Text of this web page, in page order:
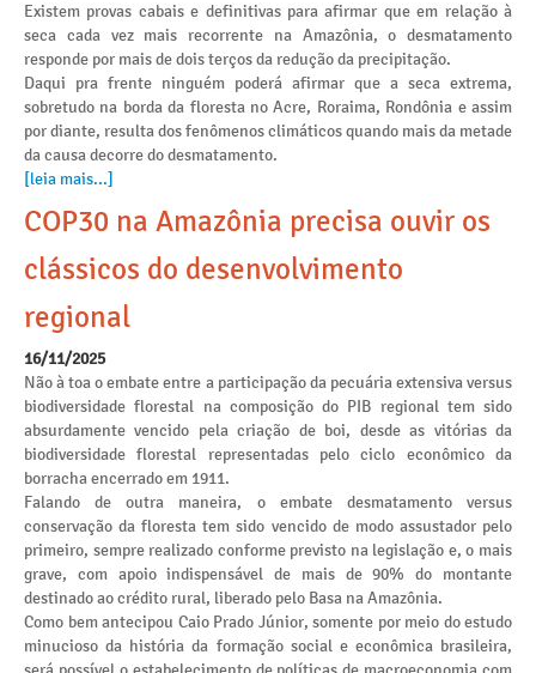
Existem provas cabais e definitivas para afirmar que em relação à
seca cada vez mais recorrente na Amazônia, o desmatamento
responde por mais de dois terços da redução da precipitação.
Daqui pra frente ninguém poderá afirmar que a seca extrema,
sobretudo na borda da floresta no Acre, Roraima, Rondônia e assim
por diante, resulta dos fenômenos climáticos quando mais da metade
da causa decorre do desmatamento.
[leia mais...]
COP30 na Amazônia precisa ouvir os
clássicos do desenvolvimento
regional
16/11/2025
Não à toa o embate entre a participação da pecuária extensiva versus
biodiversidade florestal na composição do PIB regional tem sido
absurdamente vencido pela criação de boi, desde as vitórias da
biodiversidade florestal representadas pelo ciclo econômico da
borracha encerrado em 1911.
Falando de outra maneira, o embate desmatamento versus
conservação da floresta tem sido vencido de modo assustador pelo
primeiro, sempre realizado conforme previsto na legislação e, o mais
grave, com apoio indispensável de mais de 90% do montante
destinado ao crédito rural, liberado pelo Basa na Amazônia.
Como bem antecipou Caio Prado Júnior, somente por meio do estudo
minucioso da história da formação social e econômica brasileira,